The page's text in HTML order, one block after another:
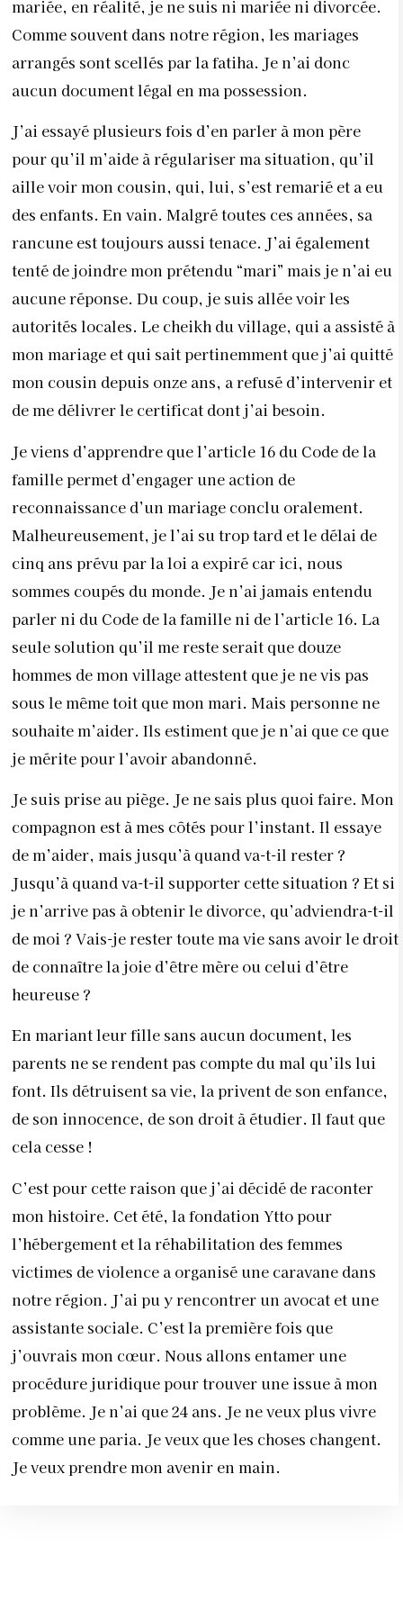
mariée, en réalité, je ne suis ni mariée ni divorcée.
Comme souvent dans notre région, les mariages
arrangés sont scellés par la fatiha. Je n’ai donc
aucun document légal en ma possession.
J’ai essayé plusieurs fois d’en parler à mon père
pour qu’il m’aide à régulariser ma situation, qu’il
aille voir mon cousin, qui, lui, s’est remarié et a eu
des enfants. En vain. Malgré toutes ces années, sa
rancune est toujours aussi tenace. J’ai également
tenté de joindre mon prétendu “mari” mais je n’ai eu
aucune réponse. Du coup, je suis allée voir les
autorités locales. Le cheikh du village, qui a assisté à
mon mariage et qui sait pertinemment que j’ai quitté
mon cousin depuis onze ans, a refusé d’intervenir et
de me délivrer le certificat dont j’ai besoin.
Je viens d’apprendre que l’article 16 du Code de la
famille permet d’engager une action de
reconnaissance d’un mariage conclu oralement.
Malheureusement, je l’ai su trop tard et le délai de
cinq ans prévu par la loi a expiré car ici, nous
sommes coupés du monde. Je n’ai jamais entendu
parler ni du Code de la famille ni de l’article 16. La
seule solution qu’il me reste serait que douze
hommes de mon village attestent que je ne vis pas
sous le même toit que mon mari. Mais personne ne
souhaite m’aider. Ils estiment que je n’ai que ce que
je mérite pour l’avoir abandonné.
Je suis prise au piège. Je ne sais plus quoi faire. Mon
compagnon est à mes côtés pour l’instant. Il essaye
de m’aider, mais jusqu’à quand va-t-il rester ?
Jusqu’à quand va-t-il supporter cette situation ? Et si
je n’arrive pas à obtenir le divorce, qu’adviendra-t-il
de moi ? Vais-je rester toute ma vie sans avoir le droit
de connaître la joie d’être mère ou celui d’être
heureuse ?
En mariant leur fille sans aucun document, les
parents ne se rendent pas compte du mal qu’ils lui
font. Ils détruisent sa vie, la privent de son enfance,
de son innocence, de son droit à étudier. Il faut que
cela cesse !
C’est pour cette raison que j’ai décidé de raconter
mon histoire. Cet été, la fondation Ytto pour
l’hébergement et la réhabilitation des femmes
victimes de violence a organisé une caravane dans
notre région. J’ai pu y rencontrer un avocat et une
assistante sociale. C’est la première fois que
j’ouvrais mon cœur. Nous allons entamer une
procédure juridique pour trouver une issue à mon
problème. Je n’ai que 24 ans. Je ne veux plus vivre
comme une paria. Je veux que les choses changent.
Je veux prendre mon avenir en main.